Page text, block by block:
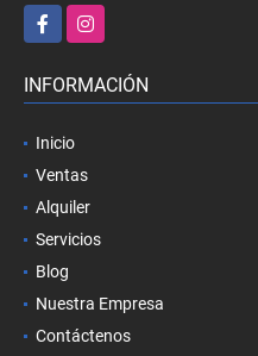
FacebookInstagram
INFORMACIÓN
Inicio
Ventas
Alquiler
Servicios
Blog
Nuestra Empresa
Contáctenos